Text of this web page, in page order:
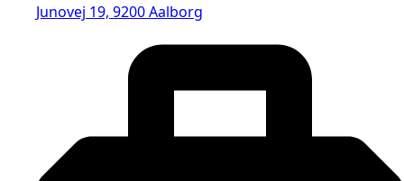
Junovej 19, 9200 Aalborg